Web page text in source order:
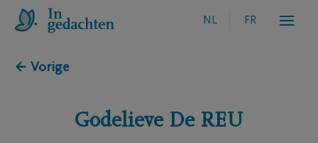
NL FR
← Vorige
Godelieve De REU